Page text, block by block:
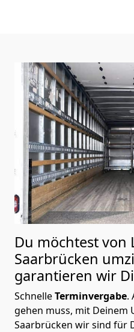
Du möchtest von
Saarbrücken
garantieren wir
SchnelleTerminvergabe.
gehen muss, mit Deinem
Saarbrücken wir sind für